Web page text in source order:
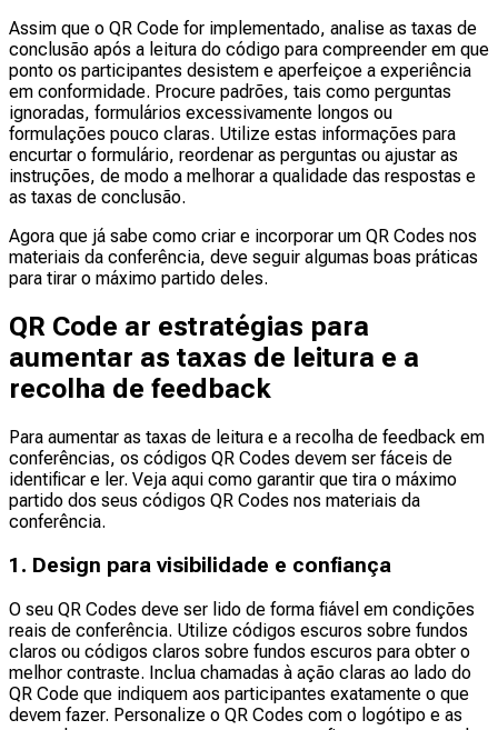
Assim que o QR Code for implementado, analise as taxas de
conclusão após a leitura do código para compreender em que
ponto os participantes desistem e aperfeiçoe a experiência
em conformidade. Procure padrões, tais como perguntas
ignoradas, formulários excessivamente longos ou
formulações pouco claras. Utilize estas informações para
encurtar o formulário, reordenar as perguntas ou ajustar as
instruções, de modo a melhorar a qualidade das respostas e
as taxas de conclusão.
Agora que já sabe como criar e incorporar um QR Codes nos
materiais da conferência, deve seguir algumas boas práticas
para tirar o máximo partido deles.
QR Code ar estratégias para
aumentar as taxas de leitura e a
recolha de feedback
Para aumentar as taxas de leitura e a recolha de feedback em
conferências, os códigos QR Codes devem ser fáceis de
identificar e ler. Veja aqui como garantir que tira o máximo
partido dos seus códigos QR Codes nos materiais da
conferência.
1. Design para visibilidade e confiança
O seu QR Codes deve ser lido de forma fiável em condições
reais de conferência. Utilize códigos escuros sobre fundos
claros ou códigos claros sobre fundos escuros para obter o
melhor contraste. Inclua chamadas à ação claras ao lado do
QR Code que indiquem aos participantes exatamente o que
devem fazer. Personalize o QR Codes com o logótipo e as